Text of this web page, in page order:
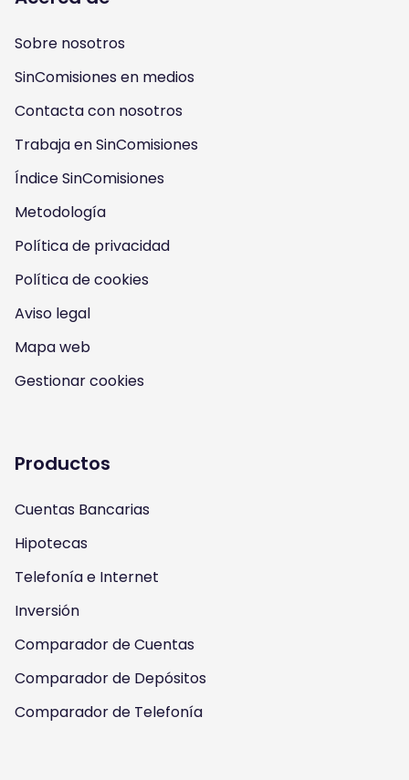
l
o
w
u
s
o
n
n
s
a
a
m
o
w
u
s
o
n
o
u
u
o
w
u
s
o
n
a
c
b
k
o
w
u
s
n
i
t
Sobre nosotros
SinComisiones en medios
Contacta con nosotros
Trabaja en SinComisiones
Índice SinComisiones
Metodología
Política de privacidad
Política de cookies
Aviso legal
Mapa web
Gestionar cookies
Productos
Cuentas Bancarias
Hipotecas
Telefonía e Internet
Inversión
Comparador de Cuentas
Comparador de Depósitos
Comparador de Telefonía